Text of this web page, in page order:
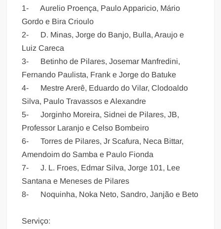
1- Aurelio Proença, Paulo Apparicio, Mário
Gordo e Bira Crioulo
2- D. Minas, Jorge do Banjo, Bulla, Araujo e
Luiz Careca
3- Betinho de Pilares, Josemar Manfredini,
Fernando Paulista, Frank e Jorge do Batuke
4- Mestre Arerê, Eduardo do Vilar, Clodoaldo
Silva, Paulo Travassos e Alexandre
5- Jorginho Moreira, Sidnei de Pilares, JB,
Professor Laranjo e Celso Bombeiro
6- Torres de Pilares, Jr Scafura, Neca Bittar,
Amendoim do Samba e Paulo Fionda
7- J. L. Froes, Edmar Silva, Jorge 101, Lee
Santana e Meneses de Pilares
8- Noquinha, Noka Neto, Sandro, Janjão e Beto
Serviço: